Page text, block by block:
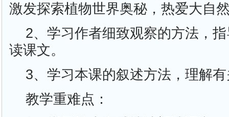
激发探索植物世界奥秘，热爱大自
2、学习作者细致观察的方法，
读课文。
3、学习本课的叙述方法，理解
教学重难点：